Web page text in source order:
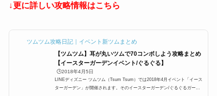
↓更に詳しい攻略情報はこちら
ツムツム攻略日記｜イベント新ツムまとめ
【ツムツム】耳が丸いツムで70コンボしよう攻略まとめ
【イースターガーデンイベント/ぐるぐる】
🕒️2018年4月5日
LINEディズニー ツムツム（Tsum Tsum）では2018年4月イベント「イース
ターガーデン」が開催されます。そのイースターガーデン/ぐるぐるガーデ